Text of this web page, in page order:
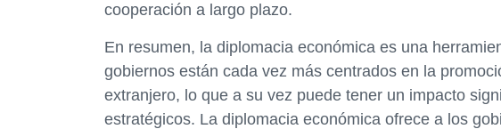
cooperación a largo plazo.
En resumen, la diplomacia económica es una
gobiernos están cada vez más centrados en la
extranjero, lo que a su vez puede tener un impacto
estratégicos. La diplomacia económica ofrece a los